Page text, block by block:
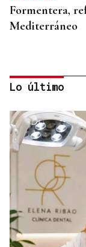
Formentera,
Mediterráneo
RESPUESTA
España
procedentes
Lo último